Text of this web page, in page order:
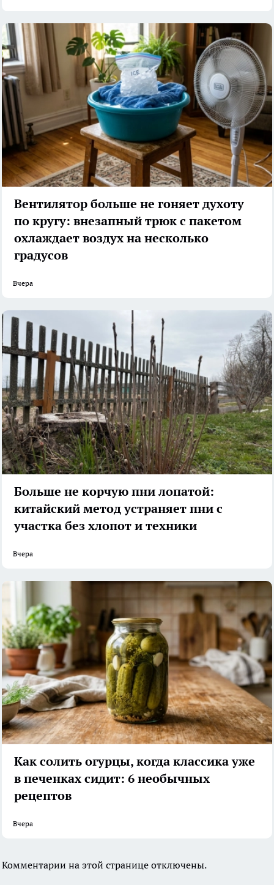
Вентилятор больше не гоняет духоту
по кругу: внезапный трюк с пакетом
охлаждает воздух на несколько
градусов
Вчера
Больше не корчую пни лопатой:
китайский метод устраняет пни с
участка без хлопот и техники
Вчера
Как солить огурцы, когда классика уже
в печенках сидит: 6 необычных
рецептов
Вчера
Комментарии на этой странице отключены.